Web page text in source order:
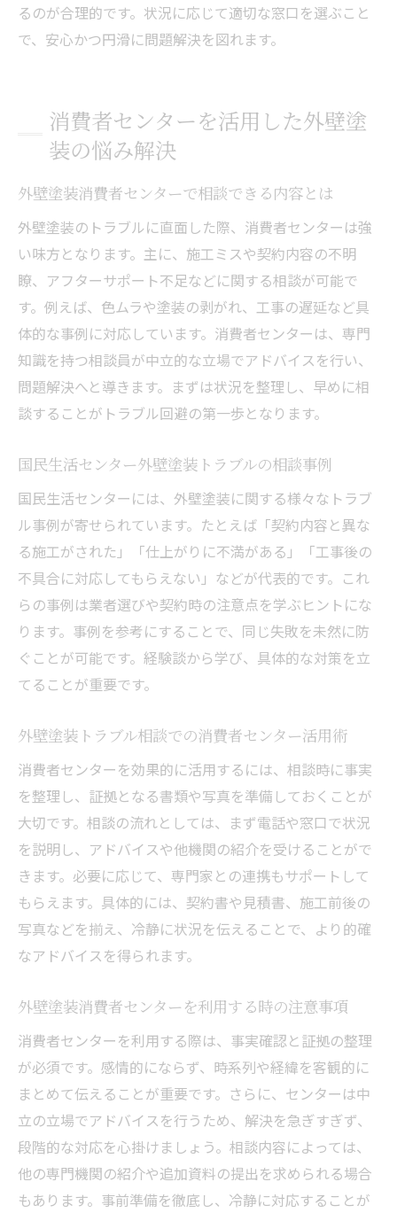
るのが合理的です。状況に応じて適切な窓口を選ぶこと
で、安心かつ円滑に問題解決を図れます。
消費者センターを活用した外壁塗
装の悩み解決
外壁塗装消費者センターで相談できる内容とは
外壁塗装のトラブルに直面した際、消費者センターは強
い味方となります。主に、施工ミスや契約内容の不明
瞭、アフターサポート不足などに関する相談が可能で
す。例えば、色ムラや塗装の剥がれ、工事の遅延など具
体的な事例に対応しています。消費者センターは、専門
知識を持つ相談員が中立的な立場でアドバイスを行い、
問題解決へと導きます。まずは状況を整理し、早めに相
談することがトラブル回避の第一歩となります。
国民生活センター外壁塗装トラブルの相談事例
国民生活センターには、外壁塗装に関する様々なトラブ
ル事例が寄せられています。たとえば「契約内容と異な
る施工がされた」「仕上がりに不満がある」「工事後の
不具合に対応してもらえない」などが代表的です。これ
らの事例は業者選びや契約時の注意点を学ぶヒントにな
ります。事例を参考にすることで、同じ失敗を未然に防
ぐことが可能です。経験談から学び、具体的な対策を立
てることが重要です。
外壁塗装トラブル相談での消費者センター活用術
消費者センターを効果的に活用するには、相談時に事実
を整理し、証拠となる書類や写真を準備しておくことが
大切です。相談の流れとしては、まず電話や窓口で状況
を説明し、アドバイスや他機関の紹介を受けることがで
きます。必要に応じて、専門家との連携もサポートして
もらえます。具体的には、契約書や見積書、施工前後の
写真などを揃え、冷静に状況を伝えることで、より的確
なアドバイスを得られます。
外壁塗装消費者センターを利用する時の注意事項
消費者センターを利用する際は、事実確認と証拠の整理
が必須です。感情的にならず、時系列や経緯を客観的に
まとめて伝えることが重要です。さらに、センターは中
立の立場でアドバイスを行うため、解決を急ぎすぎず、
段階的な対応を心掛けましょう。相談内容によっては、
他の専門機関の紹介や追加資料の提出を求められる場合
もあります。事前準備を徹底し、冷静に対応することが